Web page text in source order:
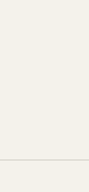
ープンラック。造り